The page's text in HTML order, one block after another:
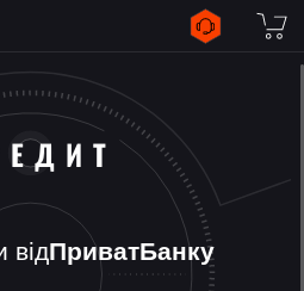
відПриватБанку